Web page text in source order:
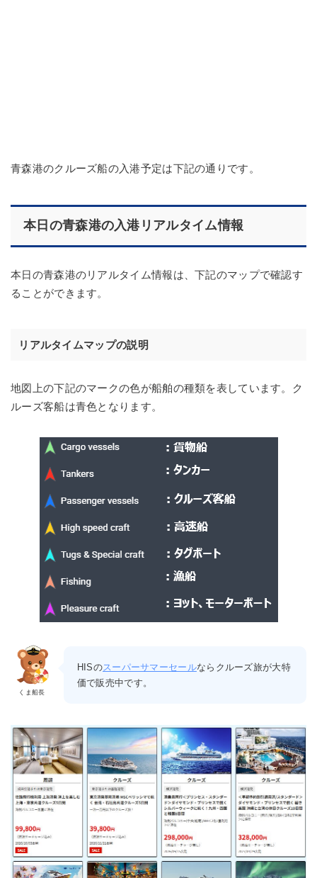
青森港のクルーズ船の入港予定は下記の通りです。
本日の青森港の入港リアルタイム情報
本日の青森港のリアルタイム情報は、下記のマップで確認す
ることができます。
リアルタイムマップの説明
地図上の下記のマークの色が船舶の種類を表しています。ク
ルーズ客船は青色となります。
くま船長
HISのスーパーサマーセールならクルーズ旅が大特
価で販売中です。